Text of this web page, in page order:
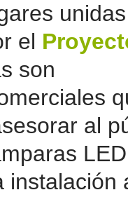
el
son
al
instalación